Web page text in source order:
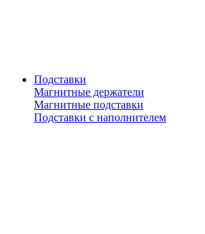
Подставки
Магнитные держатели
Магнитные подставки
Подставки с наполнителем